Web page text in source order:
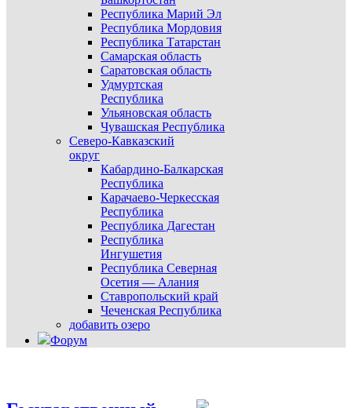
Республика Марий Эл
Республика Мордовия
Республика Татарстан
Самарская область
Саратовская область
Удмуртская
Республика
Ульяновская область
Чувашская Республика
Северо-Кавказский
округ
Кабардино-Балкарская
Республика
Карачаево-Черкесская
Республика
Республика Дагестан
Республика
Ингушетия
Республика Северная
Осетия — Алания
Ставропольский край
Чеченская Республика
добавить озеро
Форум